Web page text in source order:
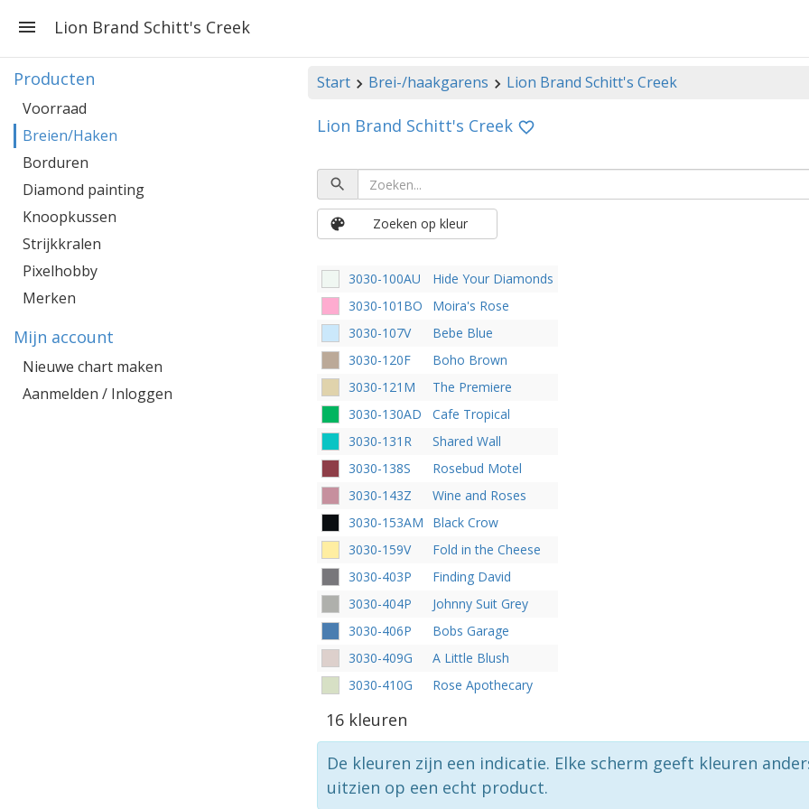
Lion Brand Schitt's Creek
Start Brei-/haakgarens Lion Brand Schitt's Creek
Lion Brand Schitt's Creek
Zoeken op kleur
3030-100AU
Hide Your Diamonds
3030-101BO
Moira's Rose
3030-107V
Bebe Blue
3030-120F
Boho Brown
3030-121M
The Premiere
3030-130AD
Cafe Tropical
3030-131R
Shared Wall
3030-138S
Rosebud Motel
3030-143Z
Wine and Roses
3030-153AM
Black Crow
3030-159V
Fold in the Cheese
3030-403P
Finding David
3030-404P
Johnny Suit Grey
3030-406P
Bobs Garage
3030-409G
A Little Blush
3030-410G
Rose Apothecary
16 kleuren
De kleuren zijn een indicatie. Elke scherm geeft kleuren
uitzien op een echt product.
Producten
Voorraad
Breien/Haken
Borduren
Diamond painting
Knoopkussen
Strijkkralen
Pixelhobby
Merken
Mijn account
Nieuwe chart maken
Aanmelden / Inloggen